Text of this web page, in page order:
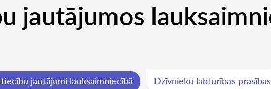
jautājumos
jautājumi lauksaimniecībā Dzīvnieku labturības prasības